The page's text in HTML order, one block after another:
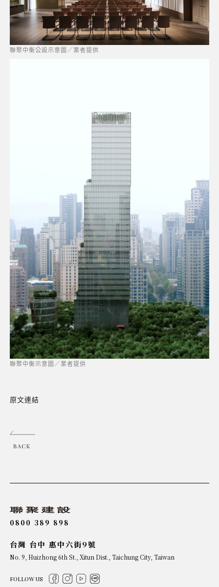
聯聚中衡公設示意圖／業者提供
聯聚中衡示意圖／業者提供
原文連結
0800 389 898
台灣 台中 惠中六街9號
No. 9, Huizhong 6th St., Xitun Dist., Taichung City, Taiwan
FOLLOW US